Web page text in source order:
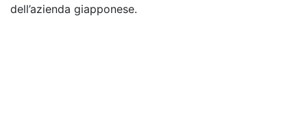
dell’azienda giapponese.